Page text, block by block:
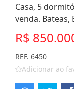
Casa, 5
venda. Bateas,
R$
REF. 6450
Adicionar ao